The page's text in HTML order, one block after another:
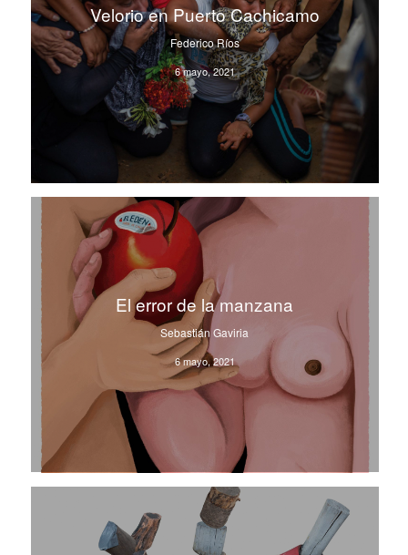
Velorio en Puerto Cachicamo
Federico Ríos
6 mayo, 2021
El error de la manzana
Sebastián Gaviria
6 mayo, 2021